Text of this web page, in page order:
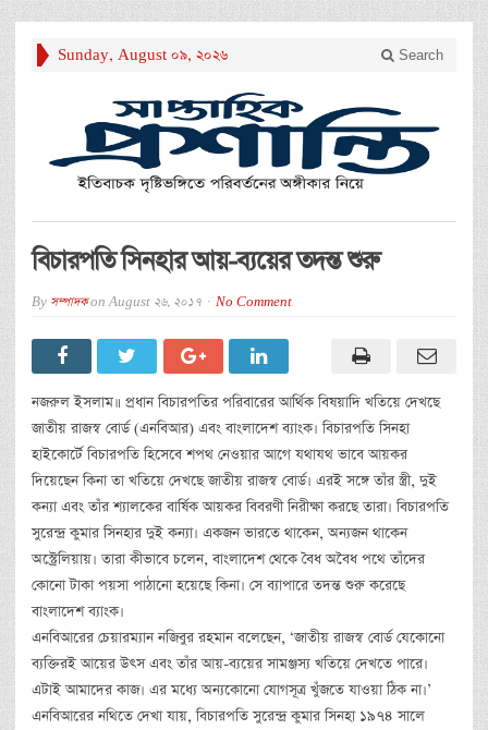
Sunday, August 09, 2026 Search
বিচারপতি সিনহার আয়-ব্যয়ের তদন্ত শুরু
By সম্পাদকonAugust 26, 2017 No Comment
নজরুল ইসলাম॥ প্রধান বিচারপতির পরিবারের আর্থিক বিষয়াদি খতিয়ে দেখছে
জাতীয় রাজস্ব বোর্ড (এনবিআর) এবং বাংলাদেশ ব্যাংক। বিচারপতি সিনহা
হাইকোর্টে বিচারপতি হিসেবে শপথ নেওয়ার আগে যথাযথ ভাবে আয়কর
দিয়েছেন কিনা তা খতিয়ে দেখছে জাতীয় রাজস্ব বোর্ড। এরই সঙ্গে তাঁর স্ত্রী, দুই
কন্যা এবং তাঁর শ্যালকের বার্ষিক আয়কর বিবরণী নিরীক্ষা করছে তারা। বিচারপতি
সুরেন্দ্র কুমার সিনহার দুই কন্যা। একজন ভারতে থাকেন, অন্যজন থাকেন
অস্ট্রেলিয়ায়। তারা কীভাবে চলেন, বাংলাদেশ থেকে বৈধ অবৈধ পথে তাঁদের
কোনো টাকা পয়সা পাঠানো হয়েছে কিনা। সে ব্যাপারে তদন্ত শুরু করেছে
বাংলাদেশ ব্যাংক।
এনবিআরের চেয়ারম্যান নজিবুর রহমান বলেছেন, ‘জাতীয় রাজস্ব বোর্ড যেকোনো
ব্যক্তিরই আয়ের উৎস এবং তাঁর আয়-ব্যয়ের সামঞ্জস্য খতিয়ে দেখতে পারে।
এটাই আমাদের কাজ। এর মধ্যে অন্যকোনো যোগসূত্র খুঁজতে যাওয়া ঠিক না।’
এনবিআরের নথিতে দেখা যায়, বিচারপতি সুরেন্দ্র কুমার সিনহা ১৯৭৪ সালে